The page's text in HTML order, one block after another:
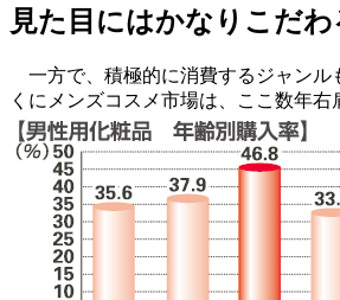
見た目にはかなりこだわ
一方で、積極的に消費するジャンル
くにメンズコスメ市場は、ここ数年